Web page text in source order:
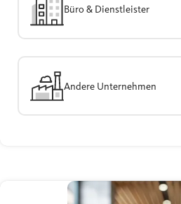
Büro & Dienstleister
Andere Unternehmen